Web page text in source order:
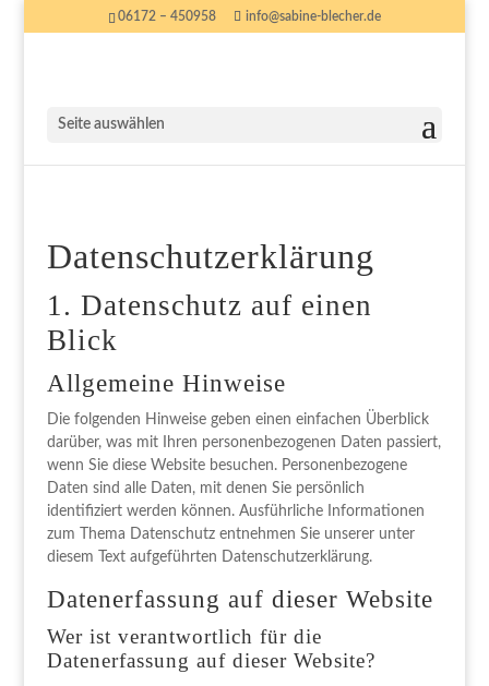
06172 – 450958 info@sabine-blecher.de
Seite auswählen
Datenschutzerklärung
1. Datenschutz auf einen
Blick
Allgemeine Hinweise
Die folgenden Hinweise geben einen einfachen Überblick
darüber, was mit Ihren personenbezogenen Daten passiert,
wenn Sie diese Website besuchen. Personenbezogene
Daten sind alle Daten, mit denen Sie persönlich
identifiziert werden können. Ausführliche Informationen
zum Thema Datenschutz entnehmen Sie unserer unter
diesem Text aufgeführten Datenschutzerklärung.
Datenerfassung auf dieser Website
Wer ist verantwortlich für die
Datenerfassung auf dieser Website?